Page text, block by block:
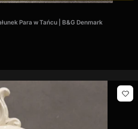
Para w Tańcu | B&G Denmark